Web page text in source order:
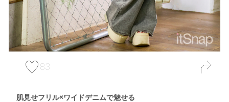
83
肌見せフリル×ワイドデニムで魅せる